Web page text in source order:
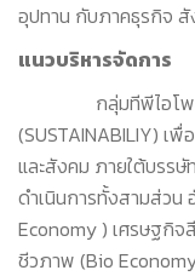
อุปทาน กับภาคธุรกิจ
แนวบริหารจัดการ
กลุ่มทีพีไอโพลีน
(SUSTAINABILIY) เ
และสังคม ภายใต้บรรษั
ดำเนินการทั้งสามส่วน
Economy ) เศรษฐกิจ
ชีวภาพ (Bio